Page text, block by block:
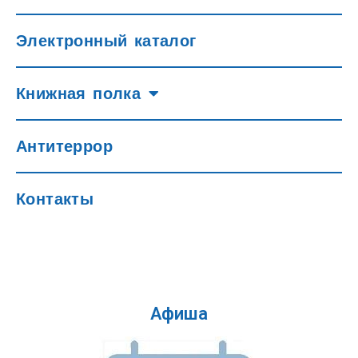
Электронный каталог
Книжная полка
Антитеррор
Контакты
Афиша